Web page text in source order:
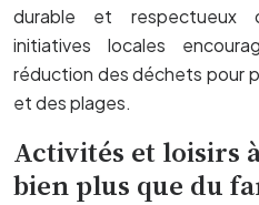
durable et respectueux
initiatives locales
réduction des déchets pour
et des plages.
Activités et loisirs
bien plus que du